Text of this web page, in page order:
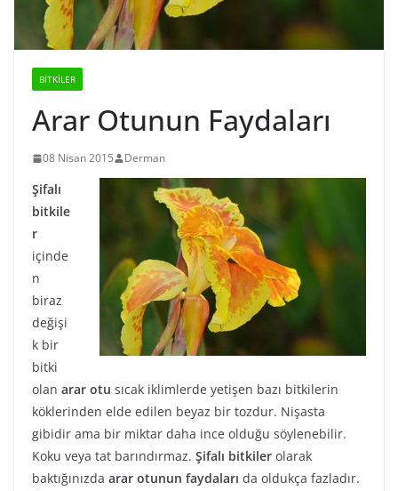
BİTKİLER
Arar Otunun Faydaları
08 Nisan 2015 Derman
Şifalı
bitkile
r
içinde
n
biraz
değişi
k bir
bitki
olan arar otu sıcak iklimlerde yetişen bazı bitkilerin
köklerinden elde edilen beyaz bir tozdur. Nişasta
gibidir ama bir miktar daha ince olduğu söylenebilir.
Koku veya tat barındırmaz. Şifalı bitkiler olarak
baktığınızda arar otunun faydaları da oldukça fazladır.